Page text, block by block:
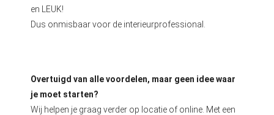
en LEUK!
Dus onmisbaar voor de interieurprofessional.
Overtuigd van alle voordelen, maar geen idee waar
je moet starten?
Wij helpen je graag verder op locatie of online. Met een